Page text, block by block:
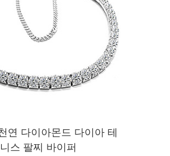
연 다이아몬드 다이아 테
니스 팔찌 바이퍼